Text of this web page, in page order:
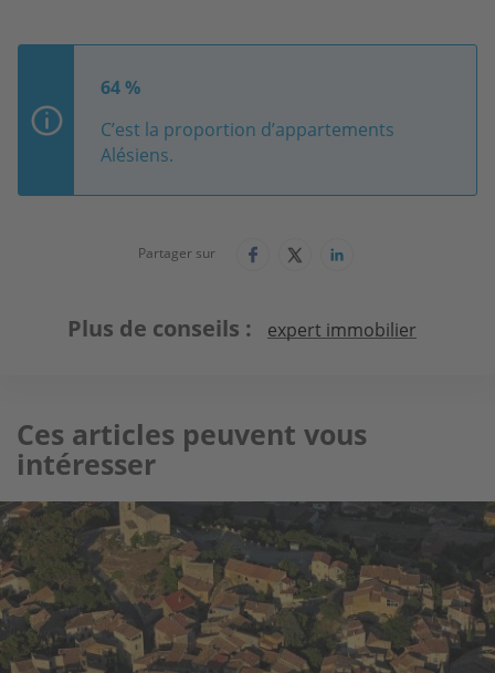
64 %
C’est la proportion d’appartements
Alésiens.
Partager sur
Plus de conseils expert immobilier
Ces articles peuvent vous
intéresser
Image